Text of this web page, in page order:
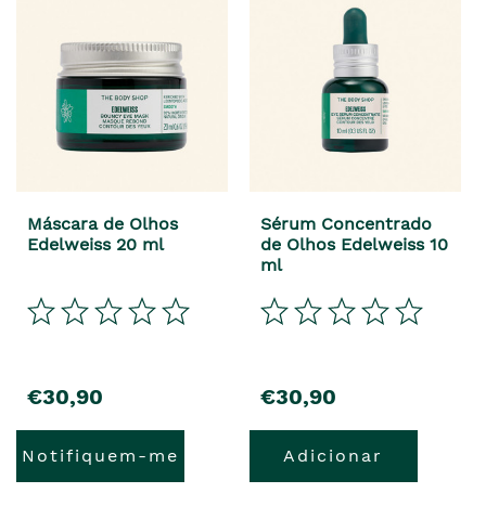
Máscara de Olhos
Edelweiss 20 ml
precio
€30,90
Notifiquem-me
Sérum Concentrado
de Olhos Edelweiss 10
ml
precio
€30,90
Adicionar